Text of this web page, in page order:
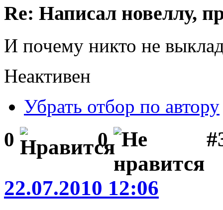
Re: Написал новеллу,
И почему никто не
Неактивен
Убрать отбор по автору
0 0
22.07.2010 12:06